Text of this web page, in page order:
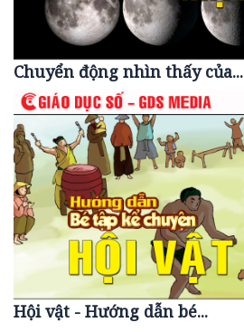
Chuyển động nhìn thấy của...
Hội vật - Hướng dẫn bé...